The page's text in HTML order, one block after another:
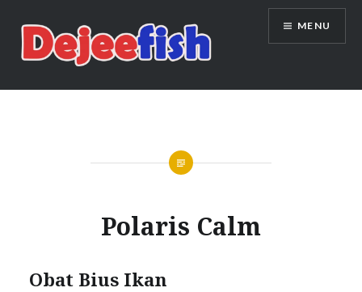
content
DEJEEFISH | PRODUSEN BENIH
MENU
Polaris Calm
Obat Bius Ikan